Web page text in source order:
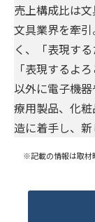
売上構成比は
文具業界を牽
く、「表現す
「表現するよ
以外に電子機
療用製品、化
造に着手し、新
※記載の情報は取材